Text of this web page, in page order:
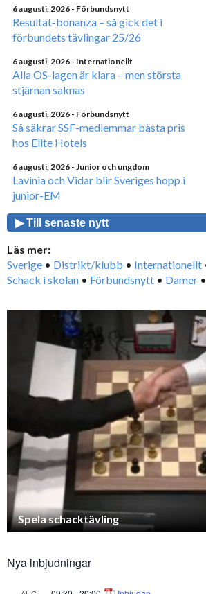
6 augusti, 2026 - Förbundsnytt
Resultat-bonanza – så gick det i
förbundets tävlingar 25/26
6 augusti, 2026 - Internationellt
Alla OS-lagen är klara – men största
stjärnan saknas
6 augusti, 2026 - Förbundsnytt
Så säkrar SSF-medlemmar bästa pris
hos Elite Hotels
6 augusti, 2026 - Junior och ungdom
Lavinia och Vidar blir Sveriges hopp i
junior-EM
▶ Till senaste nytt
Läs mer:
Sverige • Distrikt/klubb • Internationellt
Schack i skolan • Förbundsnytt • Damer •
Spela schacktävling
Nya inbjudningar